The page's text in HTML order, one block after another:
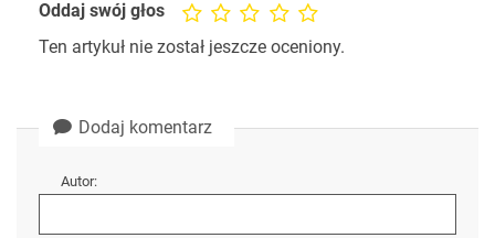
Oddaj swój głos
Ten artykuł nie został jeszcze oceniony.
Dodaj komentarz
Autor: